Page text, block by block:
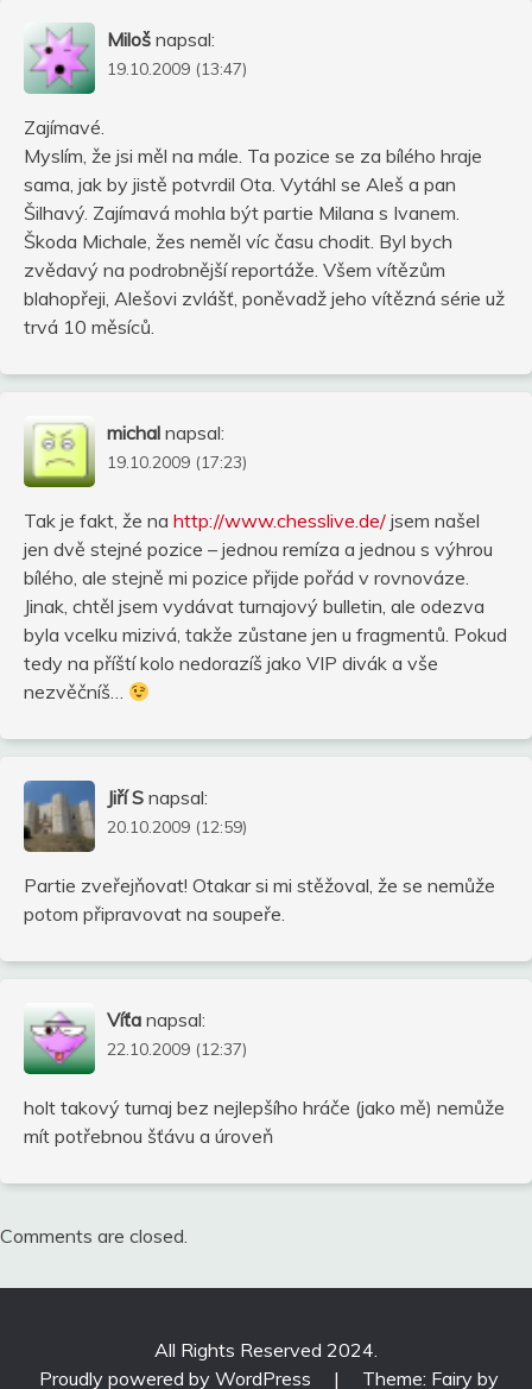
Miloš napsal:
19.10.2009 (13:47)
Zajímavé.
Myslím, že jsi měl na mále. Ta pozice se za bílého hraje
sama, jak by jistě potvrdil Ota. Vytáhl se Aleš a pan
Šilhavý. Zajímavá mohla být partie Milana s Ivanem.
Škoda Michale, žes neměl víc času chodit. Byl bych
zvědavý na podrobnější reportáže. Všem vítězům
blahopřeji, Alešovi zvlášť, poněvadž jeho vítězná série už
trvá 10 měsíců.
michal napsal:
19.10.2009 (17:23)
Tak je fakt, že na http://www.chesslive.de/ jsem našel
jen dvě stejné pozice – jednou remíza a jednou s výhrou
bílého, ale stejně mi pozice přijde pořád v rovnováze.
Jinak, chtěl jsem vydávat turnajový bulletin, ale odezva
byla vcelku mizivá, takže zůstane jen u fragmentů. Pokud
tedy na příští kolo nedorazíš jako VIP divák a vše
nezvěčníš…
Jiří S napsal:
20.10.2009 (12:59)
Partie zveřejňovat! Otakar si mi stěžoval, že se nemůže
potom připravovat na soupeře.
Víťa napsal:
22.10.2009 (12:37)
holt takový turnaj bez nejlepšího hráče (jako mě) nemůže
mít potřebnou šťávu a úroveň
Comments are closed.
All Rights Reserved 2024.
Proudly powered by WordPress
| Theme: Fairy by